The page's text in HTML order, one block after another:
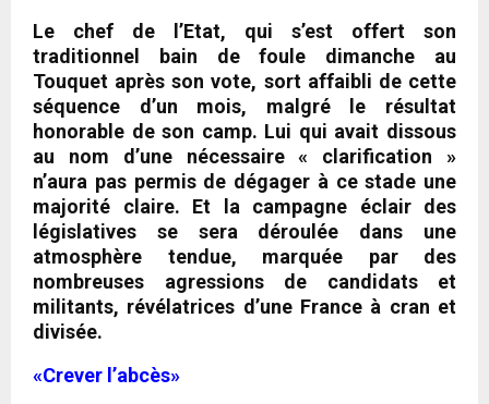
Le chef de l’Etat, qui s’est offert son
traditionnel bain de foule dimanche au
Touquet après son vote, sort affaibli de cette
séquence d’un mois, malgré le résultat
honorable de son camp. Lui qui avait dissous
au nom d’une nécessaire « clarification »
n’aura pas permis de dégager à ce stade une
majorité claire. Et la campagne éclair des
législatives se sera déroulée dans une
atmosphère tendue, marquée par des
nombreuses agressions de candidats et
militants, révélatrices d’une France à cran et
divisée.
«Crever l’abcès»